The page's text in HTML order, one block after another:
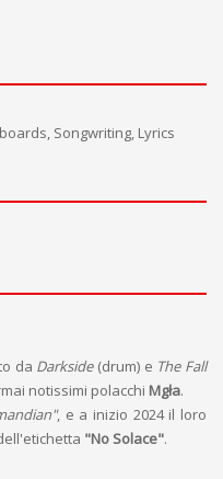
Songwriting, Lyrics
da Darkside(drum) e The Fall
notissimi polacchi Mgła.
, e a inizio 2024 il loro
"No Solace".